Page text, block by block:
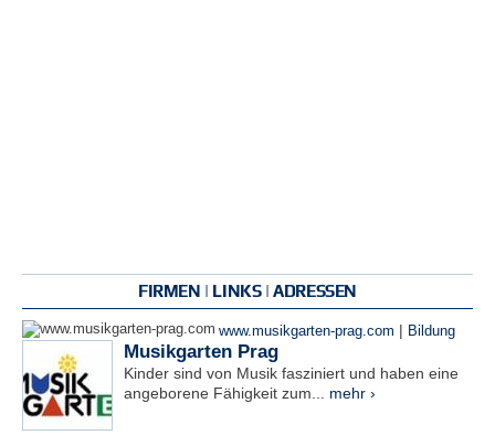
FIRMEN | LINKS | ADRESSEN
www.musikgarten-prag.com | Bildung
Musikgarten Prag
Kinder sind von Musik fasziniert und haben eine
angeborene Fähigkeit zum... mehr ›